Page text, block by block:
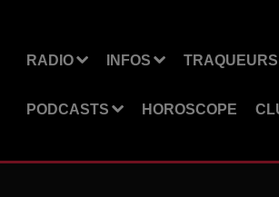
RADIO INFOS
PODCASTS HOROSCOPE